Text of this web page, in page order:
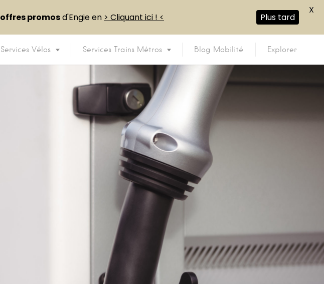
Services Vélos Services Trains Métros Blog Mobilité Explorer
offres promosd'Engie en > Cliquant ici ! < Plus tard
X